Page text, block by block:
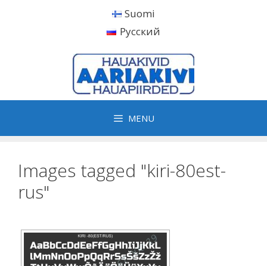
Suomi
Русский
MENU
Images tagged "kiri-80est-
rus"